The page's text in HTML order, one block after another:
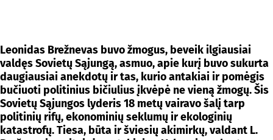
Leonidas Brežnevas buvo žmogus, beveik ilgiausiai
valdęs Sovietų Sąjungą, asmuo, apie kurį buvo sukurta
daugiausiai anekdotų ir tas, kurio antakiai ir pomėgis
bučiuoti politinius bičiulius įkvėpė ne vieną žmogų. Šis
Sovietų Sąjungos lyderis 18 metų vairavo šalį tarp
politinių rifų, ekonominių seklumų ir ekologinių
katastrofų. Tiesa, būta ir šviesių akimirkų, valdant L.